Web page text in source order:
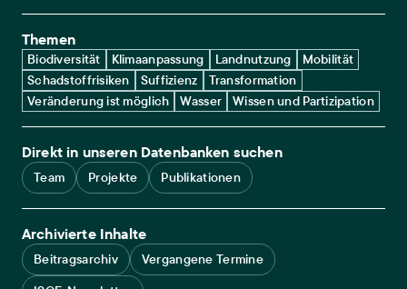
Themen
Biodiversität Klimaanpassung Landnutzung
Mobilität
Schadstoffrisiken
Suffizienz
Transformation
Veränderung ist möglich
Wasser Wissen und Partizipation
Direkt in unseren Datenbanken suchen
Team Projekte Publikationen
Archivierte Inhalte
Beitragsarchiv
Vergangene Termine